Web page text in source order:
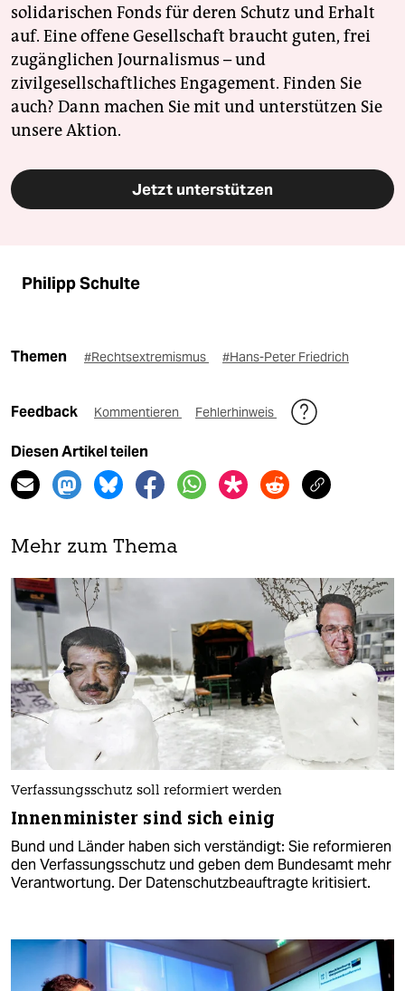
solidarischen Fonds für deren Schutz und Erhalt
auf. Eine offene Gesellschaft braucht guten, frei
zugänglichen Journalismus – und
zivilgesellschaftliches Engagement. Finden Sie
auch? Dann machen Sie mit und unterstützen Sie
unsere Aktion.
Jetzt unterstützen
Philipp Schulte
Themen #Rechtsextremismus #Hans-Peter Friedrich
Feedback Kommentieren Fehlerhinweis
Diesen Artikel teilen
Mehr zum Thema
Verfassungsschutz soll reformiert werden
Innenminister sind sich einig
Bund und Länder haben sich verständigt: Sie reformieren
den Verfassungsschutz und geben dem Bundesamt mehr
Verantwortung. Der Datenschutzbeauftragte kritisiert.